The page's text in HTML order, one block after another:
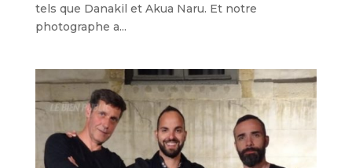
tels que Danakil et Akua Naru. Et notre
photographe a...